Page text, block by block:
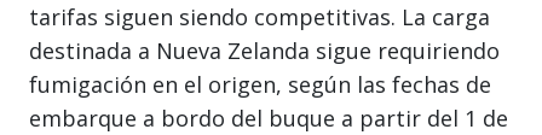
tarifas siguen siendo competitivas. La carga
destinada a Nueva Zelanda sigue requiriendo
fumigación en el origen, según las fechas de
embarque a bordo del buque a partir del 1 de